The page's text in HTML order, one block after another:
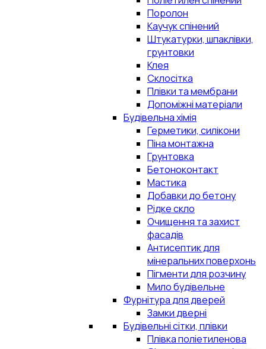
Поролон
Каучук спінений
Штукатурки, шпаклівки,
грунтовки
Клея
Склосітка
Плівки та мембрани
Допоміжні матеріали
Будівельна хімія
Герметики, силікони
Піна монтажна
Грунтовка
Бетоноконтакт
Мастика
Добавки до бетону
Рідке скло
Очищення та захист
фасадів
Антисептик для
мінеральних поверхонь
Пігменти для розчину
Мило будівельне
Фурнітура для дверей
Замки дверні
Будівельні сітки, плівки
Плівка поліетиленова